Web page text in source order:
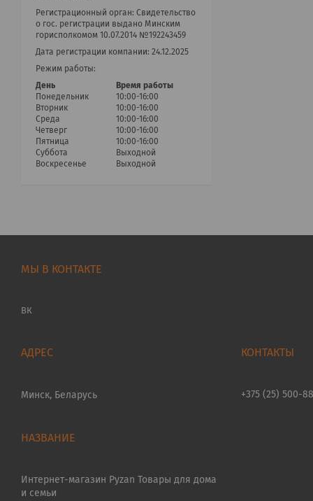
Регистрационный орган: Cвидетельство
о гос. регистрации выдано Минским
горисполкомом 10.07.2014 №192243459
Дата регистрации компании: 24.12.2025
Режим работы:
День
Время работы
Понедельник
10:00-16:00
Вторник
10:00-16:00
Среда
10:00-16:00
Четверг
10:00-16:00
Пятница
10:00-16:00
Суббота
Выходной
Воскресенье
Выходной
МЫ В КОНТАКТЕ
ВК
Минск, Беларусь
Интернет-магазин Pyzan Товары для дома
и семьи
+375 (25) 500-